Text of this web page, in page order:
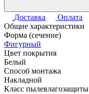
Доставка
Оплата
Общие характеристики
Форма (сечение)
Фигурный
Цвет покрытия
Белый
Способ монтажа
Накладной
Класс пылевлагозащиты